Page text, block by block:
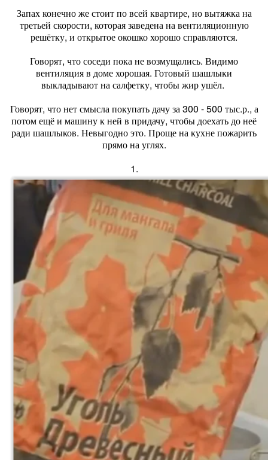
Запах конечно же стоит по всей квартире, но вытяжка на
третьей скорости, которая заведена на вентиляционную
решётку, и открытое окошко хорошо справляются.
Говорят, что соседи пока не возмущались. Видимо
вентиляция в доме хорошая. Готовый шашлыки
выкладывают на салфетку, чтобы жир ушёл.
Говорят, что нет смысла покупать дачу за 300 - 500 тыс.р., а
потом ещё и машину к ней в придачу, чтобы доехать до неё
ради шашлыков. Невыгодно это. Проще на кухне пожарить
прямо на углях.
1.